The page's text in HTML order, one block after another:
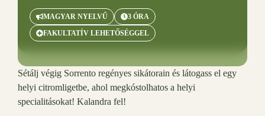
MAGYAR NYELVŰ
3 ÓRA
FAKULTATÍV LEHETŐSÉGGEL
Sétálj végig Sorrento regényes sikátorain és látogass el egy
helyi citromligetbe, ahol megkóstolhatos a helyi
specialitásokat! Kalandra fel!